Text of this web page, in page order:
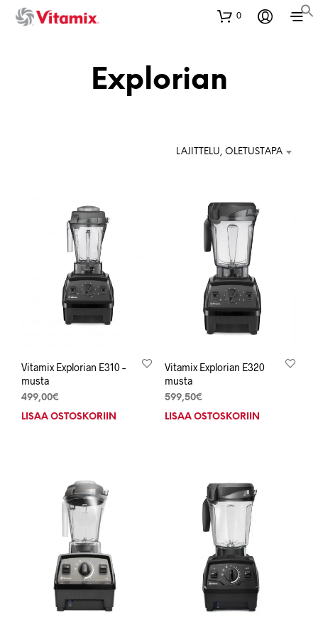
0
Explorian
LAJITTELU, OLETUSTAPA
Vitamix Explorian E310 –
musta
499,00€
LISÄÄ OSTOSKORIIN
Vitamix Explorian E320
musta
599,50€
LISÄÄ OSTOSKORIIN